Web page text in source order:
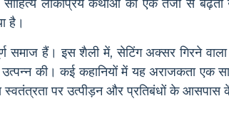
साहित्य लोकप्रिय कथाओं की एक तेजी से
है।
समाज हैं। इस शैली में, सेटिंग अक्सर गिरने
उत्पन्न की। कई कहानियों में यह अराजकता एक
स्वतंत्रता पर उत्पीड़न और प्रतिबंधों के आसपास